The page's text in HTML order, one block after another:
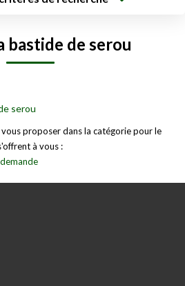
RECHERCHE
REJOINDRE
CONTACT
EN
bastide de serou
serou
proposer dans la catégorie pour le
à vous :